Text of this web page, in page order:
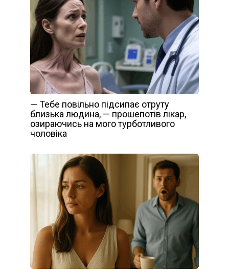
— Тебе повільно підсипає отруту
близька людина, — прошепотів лікар,
озираючись на мого турботливого
чоловіка